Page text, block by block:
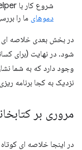
شروع کار با android-browser-helper،
دموهای ما را
در بخش بعدی خلاصه ای
شود. در نهایت (برای
وجود دارد که به شما
نزدیک به کجا برنامه
مروری بر
در اینجا خلاصه ای